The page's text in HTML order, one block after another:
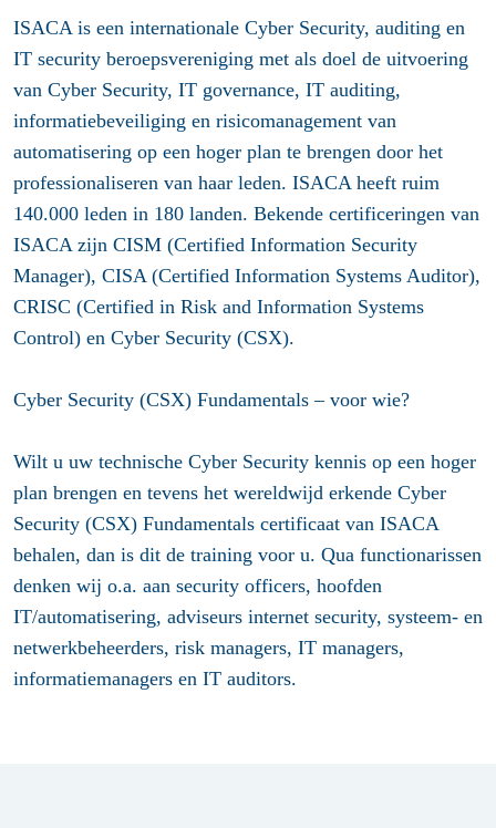
ISACA is een internationale Cyber Security, auditing en
IT security beroepsvereniging met als doel de uitvoering
van Cyber Security, IT governance, IT auditing,
informatiebeveiliging en risicomanagement van
automatisering op een hoger plan te brengen door het
professionaliseren van haar leden. ISACA heeft ruim
140.000 leden in 180 landen. Bekende certificeringen van
ISACA zijn CISM (Certified Information Security
Manager), CISA (Certified Information Systems Auditor),
CRISC (Certified in Risk and Information Systems
Control) en Cyber Security (CSX).
Cyber Security (CSX) Fundamentals – voor wie?
Wilt u uw technische Cyber Security kennis op een hoger
plan brengen en tevens het wereldwijd erkende Cyber
Security (CSX) Fundamentals certificaat van ISACA
behalen, dan is dit de training voor u. Qua functionarissen
denken wij o.a. aan security officers, hoofden
IT/automatisering, adviseurs internet security, systeem- en
netwerkbeheerders, risk managers, IT managers,
informatiemanagers en IT auditors.